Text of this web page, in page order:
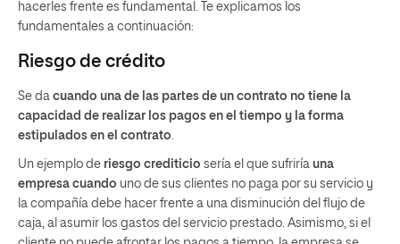
hacerles frente es fundamental. Te explicamos los
fundamentales a continuación:
Riesgo de crédito
Se da cuando una de las partes de un contrato no tiene la
capacidad de realizar los pagos en el tiempo y la forma
estipulados en el contrato.
Un ejemplo de riesgo crediticio sería el que sufriría una
empresa cuando uno de sus clientes no paga por su servicio y
la compañía debe hacer frente a una disminución del flujo de
caja, al asumir los gastos del servicio prestado. Asimismo, si el